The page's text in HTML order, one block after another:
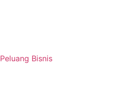
Peluang Bisnis